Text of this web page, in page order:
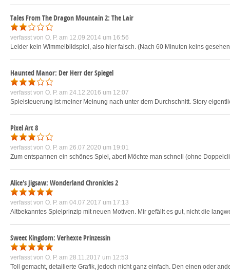
Tales From The Dragon Mountain 2: The Lair
verfasst von O. P. am 12.09.2014 um 16:56
Leider kein Wimmelbildspiel, also hier falsch. (Nach 60 Minuten keins
Haunted Manor: Der Herr der Spiegel
verfasst von O. P. am 24.12.2016 um 12:07
Spielsteuerung ist meiner Meinung nach unter dem Durchschnitt. Story
Pixel Art 8
verfasst von O. P. am 26.07.2020 um 19:01
Zum entspannen ein schönes Spiel, aber! Möchte man schnell (ohne
Alice's Jigsaw: Wonderland Chronicles 2
verfasst von O. P. am 04.07.2017 um 17:13
Altbekanntes Spielprinzip mit neuen Motiven. Mir gefällt es gut, nicht die
Sweet Kingdom: Verhexte Prinzessin
verfasst von O. P. am 28.11.2017 um 12:53
Toll gemacht, detailierte Grafik, jedoch nicht ganz einfach. Den einen oder